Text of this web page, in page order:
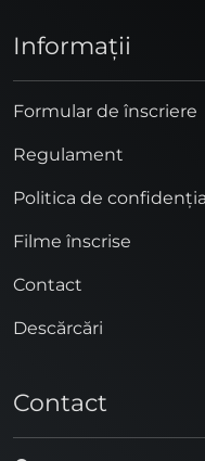
Informaţii
Formular de înscriere
Regulament
Politica de
Filme înscrise
Contact
Descărcări
Contact